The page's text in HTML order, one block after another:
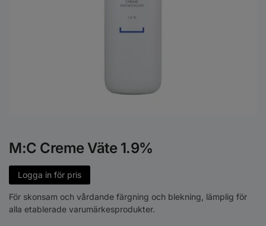
M:C Creme Väte 1.9%
Logga in för pris
För skonsam och vårdande färgning och blekning, lämplig för
alla etablerade varumärkesprodukter.